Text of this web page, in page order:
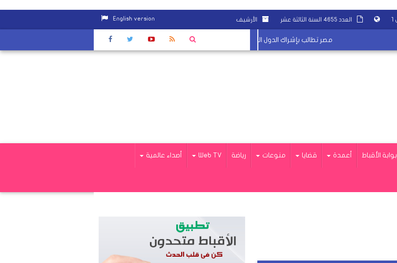
العدد ٤٦٥٥ السنة الثالثة عشر الأرشيف English version
مصر تطالب بإشراك الدول العربية في الحوار مع إيران رئيس الوزراء ينيب وزير الأوقاف لحضور استطلاع رؤية هلال "رمضان"
بوابة الأقباط أعمدة قضايا منوعات رياضة Web TV أصداء عالمية